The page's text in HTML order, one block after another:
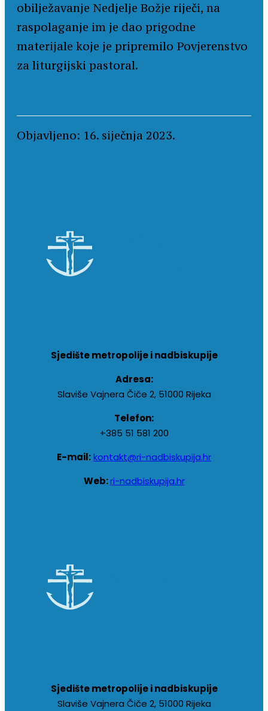
obilježavanje Nedjelje Božje riječi, na
raspolaganje im je dao prigodne
materijale koje je pripremilo Povjerenstvo
za liturgijski pastoral.
Objavljeno: 16. siječnja 2023.
Sjedište metropolije i nadbiskupije
Adresa:
Slaviše Vajnera Čiče 2, 51000 Rijeka
Telefon:
+385 51 581 200
E-mail:kontakt@ri-nadbiskupija.hr
Web:ri-nadbiskupija.hr
Sjedište metropolije i nadbiskupije
Slaviše Vajnera Čiče 2, 51000 Rijeka